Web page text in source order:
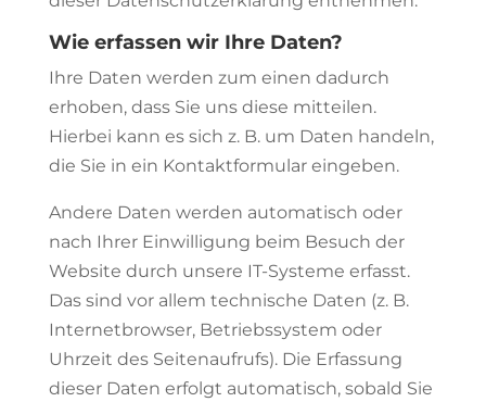
Wie erfassen wir Ihre Daten?
Ihre Daten werden zum einen dadurch
erhoben, dass Sie uns diese mitteilen.
Hierbei kann es sich z. B. um Daten handeln,
die Sie in ein Kontaktformular eingeben.
Andere Daten werden automatisch oder
nach Ihrer Einwilligung beim Besuch der
Website durch unsere IT-Systeme erfasst.
Das sind vor allem technische Daten (z. B.
Internetbrowser, Betriebssystem oder
Uhrzeit des Seitenaufrufs). Die Erfassung
dieser Daten erfolgt automatisch, sobald Sie